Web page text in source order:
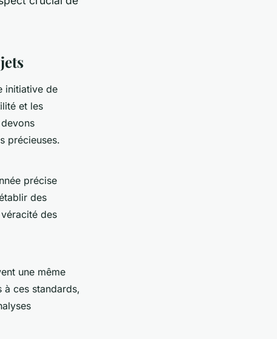
initiative de
et les
précieuses.
précise
des
des
une même
à ces standards,